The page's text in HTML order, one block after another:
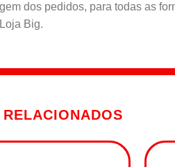
dos pedidos, para todas as
Big.